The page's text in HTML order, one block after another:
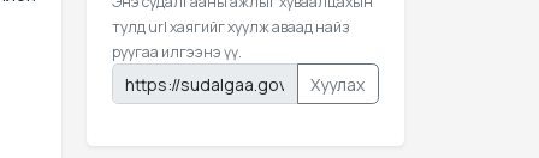
тулд url хаягийг хуулж аваад найз
руугаа илгээнэ үү.
Хуулах